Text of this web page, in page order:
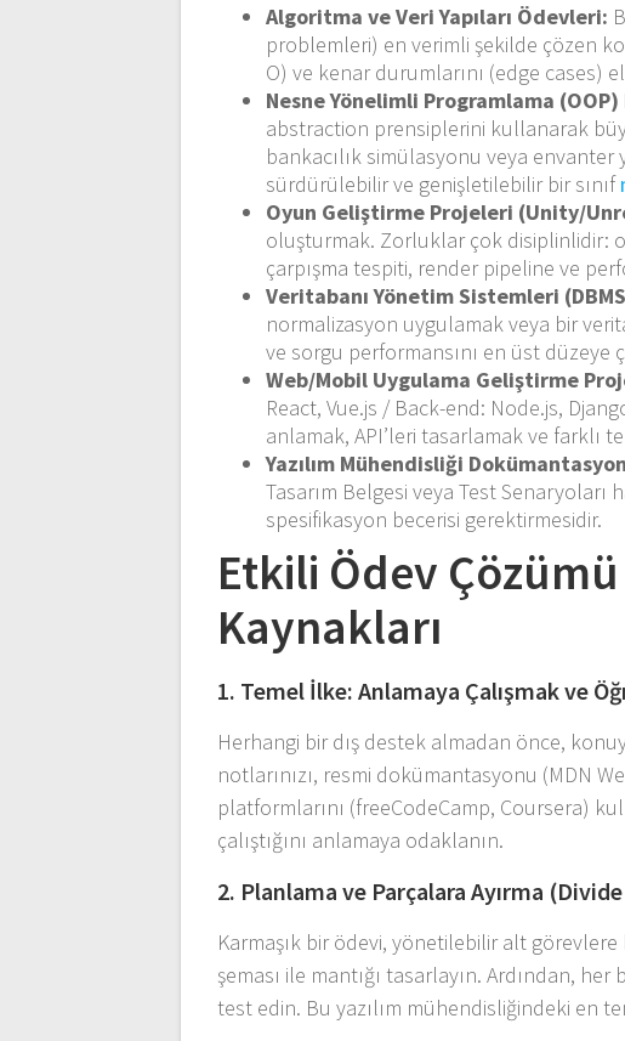
Algoritma ve Veri Yapıları Ödevleri:
problemleri) en verimli şekilde çözen
O) ve kenar durumlarını (edge cases)
Nesne Yönelimli Programlama
abstraction prensiplerini kullanarak
bankacılık simülasyonu veya
sürdürülebilir ve genişletilebilir bir sınıf
Oyun Geliştirme Projeleri (Unity/
oluşturmak. Zorluklar çok disiplinlidir:
çarpışma tespiti, render pipeline ve
Veritabanı Yönetim Sistemleri
normalizasyon uygulamak veya bir
ve sorgu performansını en üst düzeye
Web/Mobil Uygulama Geliştirme
React, Vue.js / Back-end: Node.js,
anlamak, API’leri tasarlamak ve farklı
Yazılım Mühendisliği
Tasarım Belgesi veya Test
spesifikasyon becerisi gerektirmesidir.
Etkili Ödev
Kaynakları
1. Temel İlke: Anlamaya Çalışmak ve
Herhangi bir dış destek almadan önce,
notlarınızı, resmi dokümantasyonu (MDN
platformlarını (freeCodeCamp, Coursera)
çalıştığını anlamaya odaklanın.
2. Planlama ve Parçalara Ayırma
Karmaşık bir ödevi, yönetilebilir alt
şeması ile mantığı tasarlayın. Ardından,
test edin. Bu yazılım mühendisliğindeki en